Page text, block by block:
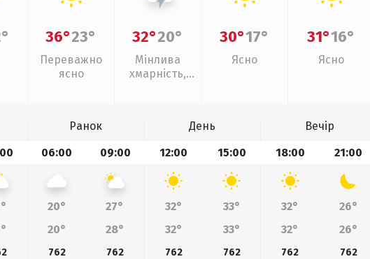
36°23°
Переважно
ясно
32°20°
Мінлива
хмарність,
30°17°
Ясно
31°16°
Ясно
Ранок День
Вечір
06:00 09:00 12:00 15:00 18:00 21:00
20° 27° 32° 33° 32°
26°
20° 28° 32° 33° 32° 26°
762 762 762 762 762
762